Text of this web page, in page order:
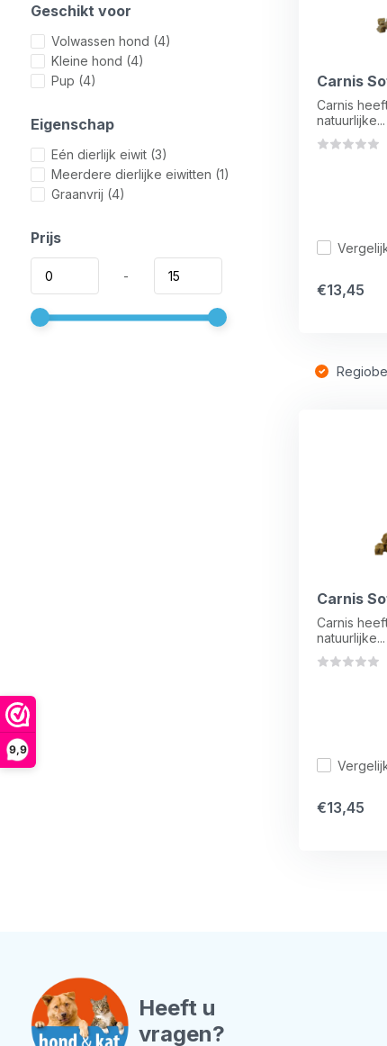
9,9
Geschikt voor
Volwassen hond (4)
Kleine hond (4)
Pup (4)
Eigenschap
Eén dierlijk eiwit (3)
Meerdere dierlijke eiwitten (1)
Graanvrij (4)
Prijs
-
Carnis
Carnis
natuurlijke...
€13,45
Carnis
Carnis
natuurlijke...
€13,45
Heeft u
vragen?